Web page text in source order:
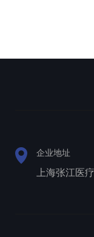
企业地址